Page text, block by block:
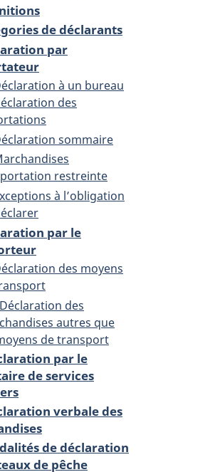
de déclarants
par
à un bureau
des
sommaire
restreinte
à l’obligation
par le
des moyens
Déclaration des
autres que
de transport
par le
de services
verbale des
de déclaration
de pêche